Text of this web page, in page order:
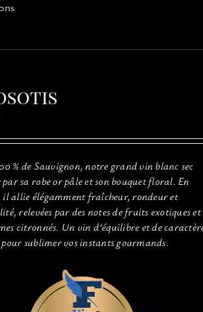
variations.
sur
page
produit
% de Sauvignon, notre grand vin blanc sec
sa robe or pâle et son bouquet floral. En
il allie élégamment fraîcheur, rondeur et
relevées par des notes de fruits exotiques et
citronnés. Un vin d’équilibre et de
sublimer vos instants gourmands.